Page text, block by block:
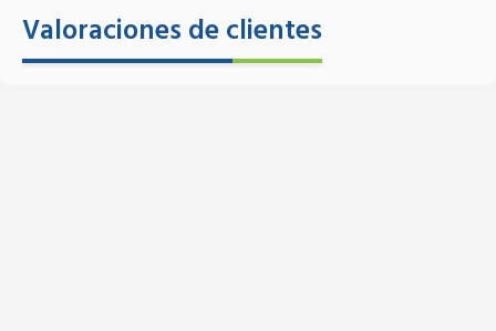
Valoraciones de clientes